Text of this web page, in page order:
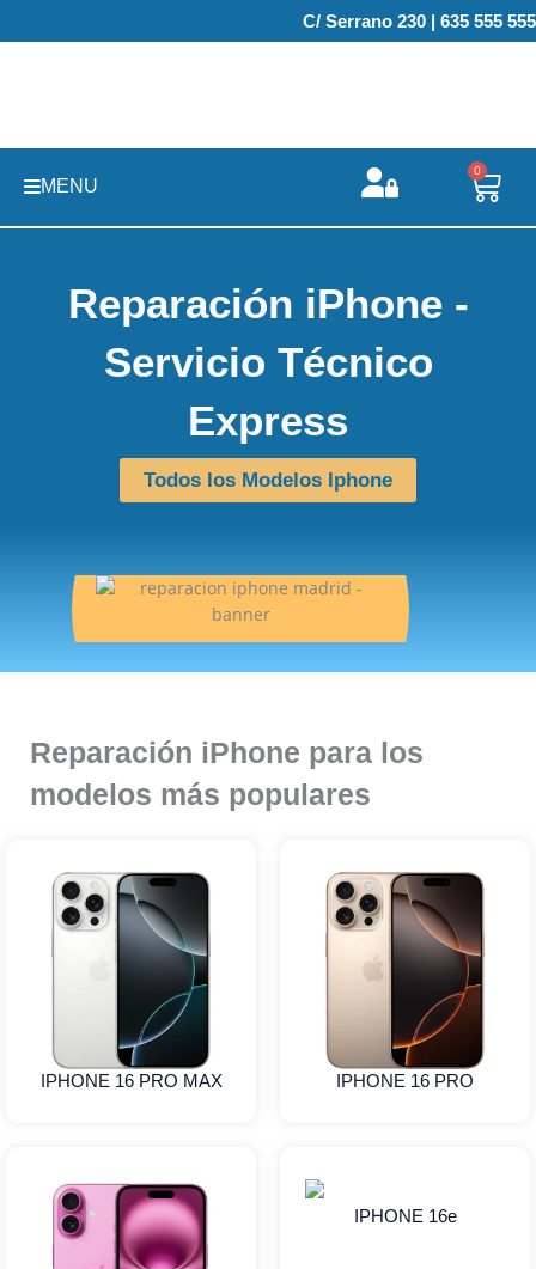
al
C/ Serrano 230 | 635 555 555
MENU
0
Reparación iPhone -
Servicio Técnico
Express
Todos los Modelos Iphone
Reparación iPhone para los
modelos más populares
IPHONE 16 PRO MAX IPHONE 16 PRO
IPHONE 16e